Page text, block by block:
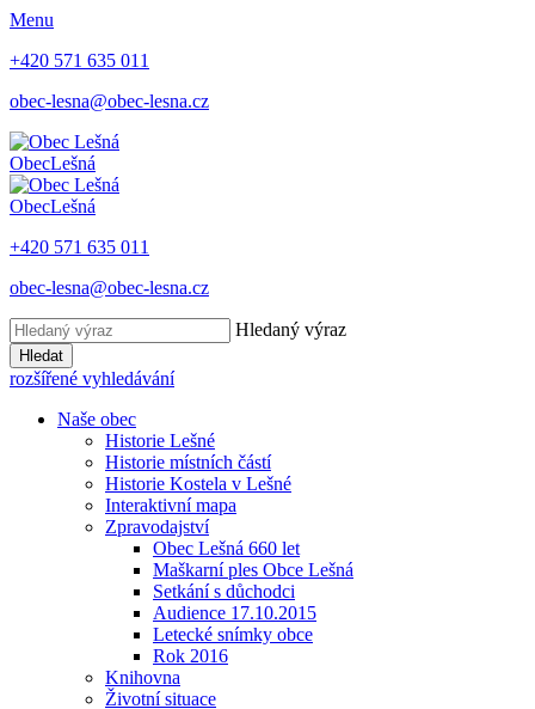
Menu
+420 571 635 011
obec-lesna@obec-lesna.cz
ObecLešná
ObecLešná
+420 571 635 011
obec-lesna@obec-lesna.cz
Hledaný výraz
Hledat
rozšířené vyhledávání
Naše obec
Historie Lešné
Historie místních částí
Historie Kostela v Lešné
Interaktivní mapa
Zpravodajství
Obec Lešná 660 let
Maškarní ples Obce Lešná
Setkání s důchodci
Audience 17.10.2015
Letecké snímky obce
Rok 2016
Knihovna
Životní situace